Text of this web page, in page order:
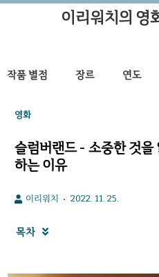
이리워치의 영
작품 별점 장르 연도
영화
슬럼버랜드 - 소중한 것을
하는 이유
이리워치 2022. 11. 25.
목차 